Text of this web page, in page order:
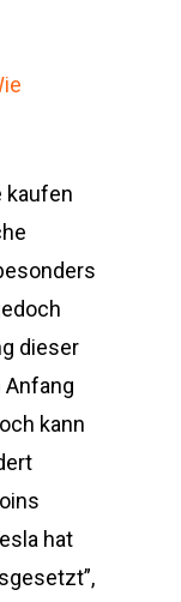
kaufen
dieser
Anfang
kann
hat